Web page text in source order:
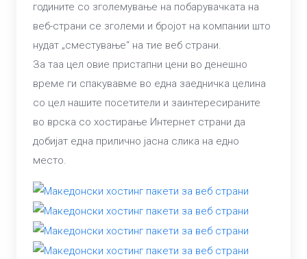
годините со зголемување на побарувачката на
веб-страни се зголеми и бројот на компании што
нудат „сместување“ на тие веб страни.
За таа цел овие пристапни цени во денешно
време ги спакувавме во една заедничка целина
со цел нашите посетители и заинтересираните
во врска со хостирање Интернет страни да
добијат една прилично јасна слика на едно
место.